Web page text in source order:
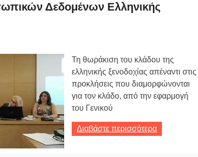
&
7-3-2019
Τιμών
4-3-2019
Δεδομένων Ελληνικής
Τη θωράκιση του κλάδου της
ελληνικής ξενοδοχίας απέναντι στις
προκλήσεις που διαμορφώνονται
για τον κλάδο, από την εφαρμογή
του Γενικού
Διαβάστε περισσότερα